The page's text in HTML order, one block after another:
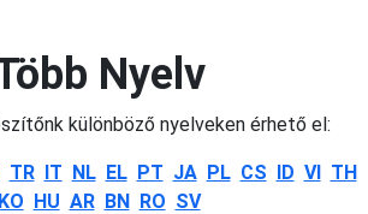
Nyelv
különböző nyelveken érhető el:
TR IT NL EL PT JA PL CS ID VI TH
KO HU AR BN RO SV